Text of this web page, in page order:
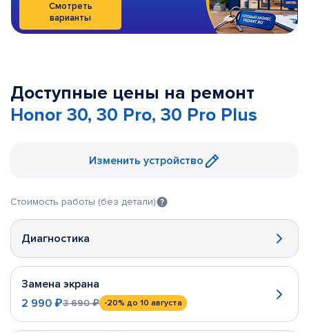
Смотреть
варианты
Доступные цены на ремонт
Honor 30, 30 Pro, 30 Pro Plus
Изменить устройство
Стоимость работы (без детали)
Диагностика
Замена экрана
2 990 ₽3 690 ₽ -20% до 10 августа